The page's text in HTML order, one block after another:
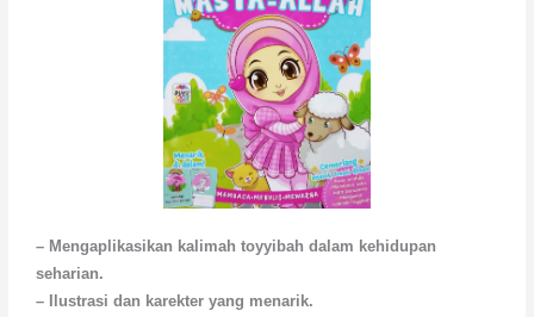
– Mengaplikasikan kalimah toyyibah dalam kehidupan
seharian.
– Ilustrasi dan karekter yang menarik.